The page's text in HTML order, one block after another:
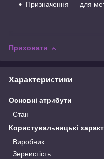
Призначення — для
.
Приховати
Характеристики
Основні атрибути
Стан
Користувальницькі
Виробник
Зернистість